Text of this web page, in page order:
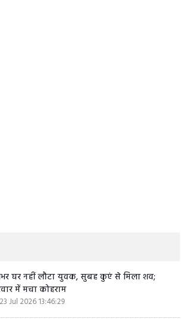
घर नहीं लौटा युवक, सुबह कुएं से मिला शव;
में मचा कोहराम
23 Jul 2026 13:46:29